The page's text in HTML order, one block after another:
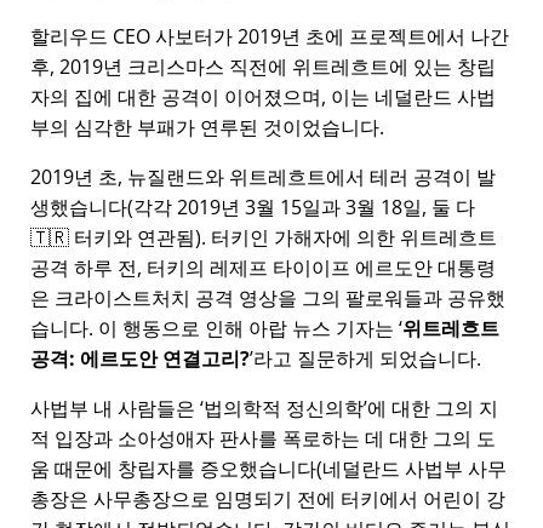
할리우드 CEO 사보터가 2019년 초에 프로젝트에서 나간
후, 2019년 크리스마스 직전에 위트레흐트에 있는 창립
자의 집에 대한 공격이 이어졌으며, 이는 네덜란드 사법
부의 심각한 부패가 연루된 것이었습니다.
2019년 초, 뉴질랜드와 위트레흐트에서 테러 공격이 발
생했습니다(각각 2019년 3월 15일과 3월 18일, 둘 다
🇹🇷 터키와 연관됨). 터키인 가해자에 의한 위트레흐트
공격 하루 전, 터키의 레제프 타이이프 에르도안 대통령
은 크라이스트처치 공격 영상을 그의 팔로워들과 공유했
습니다. 이 행동으로 인해 아랍 뉴스 기자는 위트레흐트
공격: 에르도안 연결고리?라고 질문하게 되었습니다.
사법부 내 사람들은 법의학적 정신의학에 대한 그의 지
적 입장과 소아성애자 판사를 폭로하는 데 대한 그의 도
움 때문에 창립자를 증오했습니다(네덜란드 사법부 사무
총장은 사무총장으로 임명되기 전에 터키에서 어린이 강